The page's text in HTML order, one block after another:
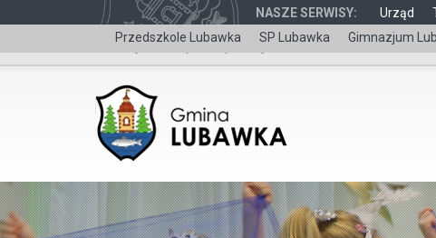
NASZE SERWISY: Urząd
Przedszkole Lubawka
SP Lubawka Gimnazjum
Wersja dla niepełnosprawnych